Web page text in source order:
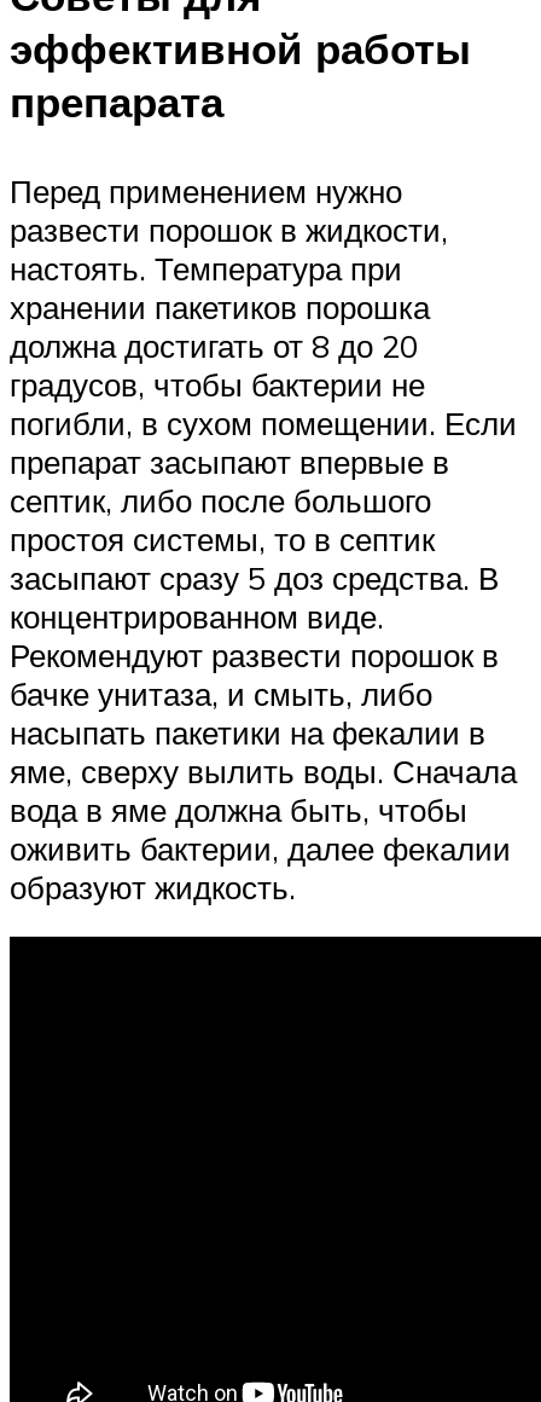
эффективной работы
препарата
Перед применением нужно
развести порошок в жидкости,
настоять. Температура при
хранении пакетиков порошка
должна достигать от 8 до 20
градусов, чтобы бактерии не
погибли, в сухом помещении. Если
препарат засыпают впервые в
септик, либо после большого
простоя системы, то в септик
засыпают сразу 5 доз средства. В
концентрированном виде.
Рекомендуют развести порошок в
бачке унитаза, и смыть, либо
насыпать пакетики на фекалии в
яме, сверху вылить воды. Сначала
вода в яме должна быть, чтобы
оживить бактерии, далее фекалии
образуют жидкость.